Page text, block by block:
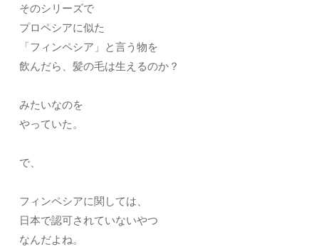
そのシリーズで
プロペシアに似た
「フィンペシア」と言う物を
飲んだら、髪の毛は生えるのか？
みたいなのを
やっていた。
で、
フィンペシアに関しては、
日本で認可されていないやつ
なんだよね。